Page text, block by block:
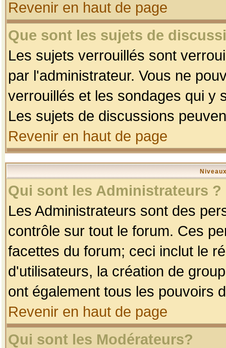
Revenir en haut de page
Que sont les sujets de
Les sujets verrouillés sont
par l'administrateur. Vous ne
verrouillés et les sondages qui y
Les sujets de discussions
Revenir en haut de page
Qui sont les Administrateurs ?
Les Administrateurs sont des
contrôle sur tout le forum. Ces
facettes du forum; ceci inclut le
d'utilisateurs, la création de
ont également tous les pouvoirs
Revenir en haut de page
Qui sont les Modérateurs?